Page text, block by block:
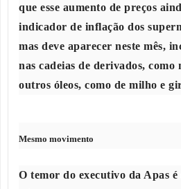
que esse aumento de preços
indicador de inflação dos
mas deve aparecer neste mês,
nas cadeias de derivados, como
outros óleos, como de milho e
Mesmo movimento
O temor do executivo da Apas